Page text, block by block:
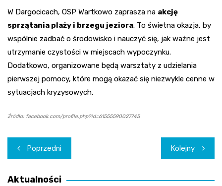
W Dargocicach, OSP Wartkowo zaprasza na akcję
sprzątania plaży i brzegu jeziora. To świetna okazja, by
wspólnie zadbać o środowisko i nauczyć się, jak ważne jest
utrzymanie czystości w miejscach wypoczynku.
Dodatkowo, organizowane będą warsztaty z udzielania
pierwszej pomocy, które mogą okazać się niezwykle cenne w
sytuacjach kryzysowych.
Źródło: facebook.com/profile.php?id=61555590027745
Nawigacja
wpisu
Poprzedni Kolejny
Aktualności